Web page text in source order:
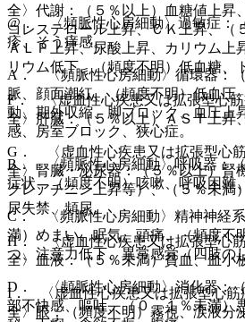
全〉代謝：（５％以上）血糖値上昇
コレステロール上昇、ＣＫ上昇、（
ＡＬＰ上昇、尿酸上昇、カリウム上
リウム低下、（頻度不明）低血糖、
F． 〈虚血性心疾患又は拡張型心
全〉肝臓：（５％以上）ＡＳＴ上昇
G． 〈虚血性心疾患又は拡張型心
全〉腎臓・泌尿器：（５％以上）腎
クレアチニン上昇等）、（５％未満
尿失禁、頻尿。
H． 〈虚血性心疾患又は拡張型心
全〉血液：（５％未満）貧血、血小
I． 〈虚血性心疾患又は拡張型心筋
全〉眼：（頻度不明）霧視、涙液分
@． 〈頻脈性心房細動〉過敏症：
疹、そう痒感。
A． 〈頻脈性心房細動〉循環器：
脈、顔面潮紅、（頻度不明）低血圧
動、期外収縮、脚ブロック、血圧上
感、房室ブロック、狭心症。
B． 〈頻脈性心房細動〉呼吸器：
症状、（頻度不明）咳嗽、呼吸困難
C． 〈頻脈性心房細動〉精神神経
満）めまい、眠気、頭痛、（頻度不
つ、注意力低下、異常感覚（四肢の
D． 〈頻脈性心房細動〉消化器：
部不快感、嘔吐、（０．１％未満）